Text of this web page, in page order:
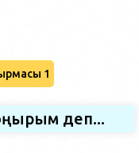
1
деп...